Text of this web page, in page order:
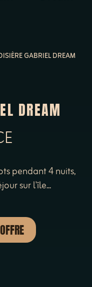
GABRIEL DREAM
DREAM
pendant 4 nuits,
sur l'île...